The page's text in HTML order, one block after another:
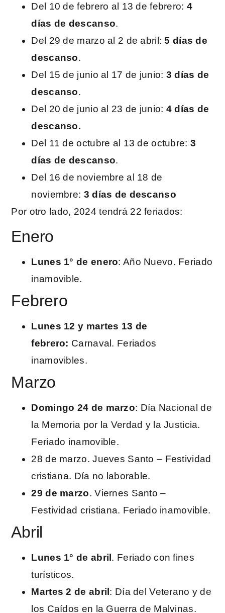
Del 10 de febrero al 13 de febrero: 4
días de descanso.
Del 29 de marzo al 2 de abril:5 días de
descanso.
Del 15 de junio al 17 de junio: 3 días de
descanso.
Del 20 de junio al 23 de junio: 4 días de
descanso.
Del 11 de octubre al 13 de octubre: 3
días de descanso.
Del 16 de noviembre al 18 de
noviembre: 3 días de descanso
Por otro lado, 2024 tendrá 22 feriados:
Enero
Lunes 1° de enero: Año Nuevo. Feriado
inamovible.
Febrero
Lunes 12 y martes 13 de
febrero: Carnaval. Feriados
inamovibles.
Marzo
Domingo 24 de marzo: Día Nacional de
la Memoria por la Verdad y la Justicia.
Feriado inamovible.
28 de marzo. Jueves Santo – Festividad
cristiana. Día no laborable.
29 de marzo. Viernes Santo –
Festividad cristiana. Feriado inamovible.
Abril
Lunes 1° de abril . Feriado con fines
turísticos.
Martes 2 de abril : Día del Veterano y de
los Caídos en la Guerra de Malvinas.